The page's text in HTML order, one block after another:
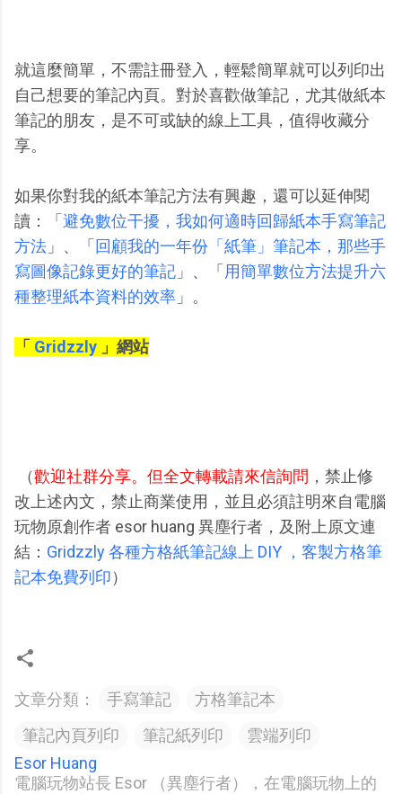
就這麼簡單，不需註冊登入，輕鬆簡單就可以列印出
自己想要的筆記內頁。對於喜歡做筆記，尤其做紙本
筆記的朋友，是不可或缺的線上工具，值得收藏分
享。
如果你對我的紙本筆記方法有興趣，還可以延伸閱
讀：「 避免數位干擾，我如何適時回歸紙本手寫筆記
方法 」、「 回顧我的一年份「紙筆」筆記本，那些手
寫圖像記錄更好的筆記 」、「 用簡單數位方法提升六
種整理紙本資料的效率 」。
「 Gridzzly 」網站
（歡迎社群分享。但全文轉載請來信詢問 ，禁止修
改上述內文，禁止商業使用，並且必須註明來自電腦
玩物原創作者 esor huang 異塵行者，及附上原文連
結： Gridzzly 各種方格紙筆記線上 DIY ，客製方格筆
記本免費列印）
文章分類： 手寫筆記
方格筆記本
筆記內頁列印
筆記紙列印
雲端列印
Esor Huang
電腦玩物站長 Esor （異塵行者），在電腦玩物上的